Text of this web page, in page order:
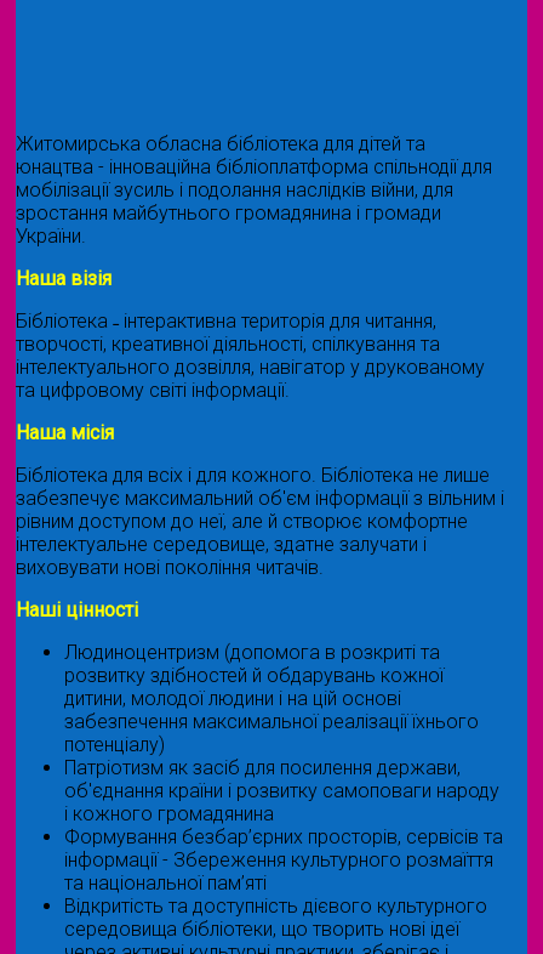
Житомирська обласна бібліотека для дітей та
юнацтва - інноваційна бібліоплатформа спільнодії для
мобілізації зусиль і подолання наслідків війни, для
зростання майбутнього громадянина і громади
України.
Наша візія
Бібліотека ˗ інтерактивна територія для читання,
творчості, креативної діяльності, спілкування та
інтелектуального дозвілля, навігатор у друкованому
та цифровому світі інформації.
Наша місія
Бібліотека для всіх і для кожного. Бібліотека не лише
забезпечує максимальний об'єм інформації з вільним і
рівним доступом до неї, але й створює комфортне
інтелектуальне середовище, здатне залучати і
виховувати нові покоління читачів.
Наші цінності
Людиноцентризм (допомога в розкриті та
розвитку здібностей й обдарувань кожної
дитини, молодої людини і на цій основі
забезпечення максимальної реалізації їхнього
потенціалу)
Патріотизм як засіб для посилення держави,
об'єднання країни і розвитку самоповаги народу
і кожного громадянина
Формування безбар’єрних просторів, сервісів та
інформації - Збереження культурного розмаїття
та національної пам’яті
Відкритість та доступність дієвого культурного
середовища бібліотеки, що творить нові ідеї